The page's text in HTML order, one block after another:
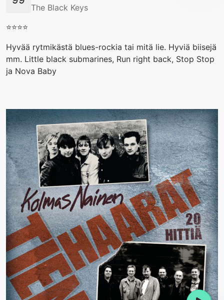
The Black Keys
⭐️⭐️⭐️⭐️
Hyvää rytmikästä blues-rockia tai mitä lie. Hyviä biisejä
mm. Little black submarines, Run right back, Stop Stop
ja Nova Baby